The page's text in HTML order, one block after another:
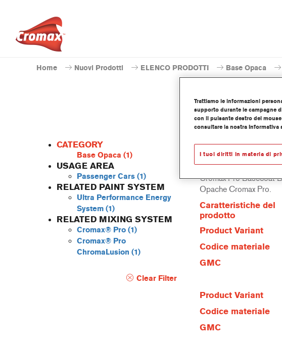
Home Nuovi Prodotti ELENCO PRODOTTI Base Opaca
CATEGORY
Base Opaca (1)
USAGE AREA
Passenger Cars (1)
RELATED PAINT SYSTEM
Ultra Performance Energy
System (1)
RELATED MIXING SYSTEM
Cromax® Pro (1)
Cromax® Pro
ChromaLusion (1)
Clear Filter
Cromax Pro Basecoat
Opache Cromax Pro.
Caratteristiche del
prodotto
Product Variant
Codice materiale
GMC
Product Variant
Codice materiale
GMC
Trattiamo le informazioni
supporto durante le campagne
con il pulsante destro del
consultare la nostra Informativa
I tuoi diritti in materia di